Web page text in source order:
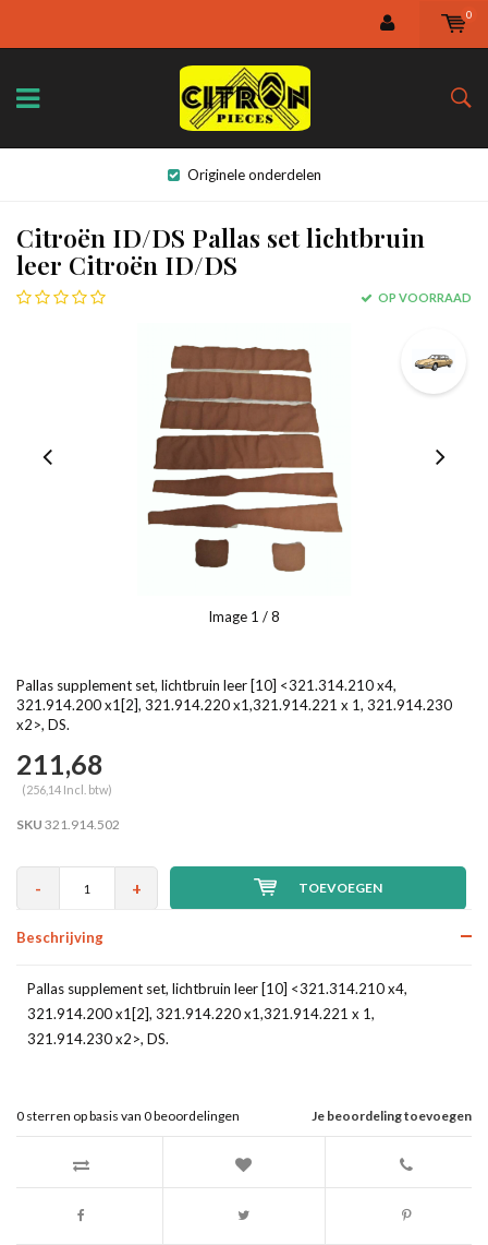
0
Originele onderdelen
Citroën ID/DS Pallas set lichtbruin
leer Citroën ID/DS
OP VOORRAAD
Image 1 / 8
Pallas supplement set, lichtbruin leer [10] <321.314.210 x4,
321.914.200 x1[2], 321.914.220 x1,321.914.221 x 1, 321.914.230
x2>, DS.
211,68
(256,14 Incl. btw)
SKU 321.914.502
- + TOEVOEGEN
Beschrijving
Pallas supplement set, lichtbruin leer [10] <321.314.210 x4,
321.914.200 x1[2], 321.914.220 x1,321.914.221 x 1,
321.914.230 x2>, DS.
Je beoordeling toevoegen
0 sterren op basis van 0beoordelingen